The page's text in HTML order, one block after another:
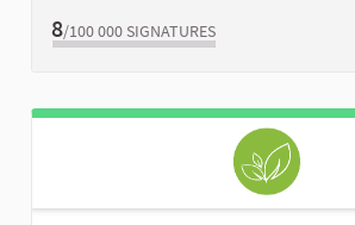
8/100 000 SIGNATURES